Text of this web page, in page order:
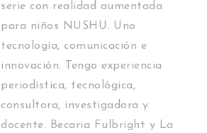
serie con realidad aumentada
para niños NUSHU. Uno
tecnología, comunicación e
innovación. Tengo experiencia
periodística, tecnológica,
consultora, investigadora y
docente. Becaria Fulbright y La